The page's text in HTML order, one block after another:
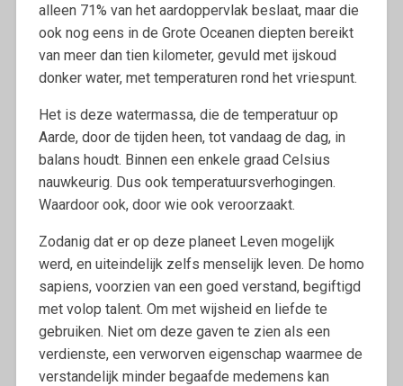
alleen 71% van het aardoppervlak beslaat, maar die
ook nog eens in de Grote Oceanen diepten bereikt
van meer dan tien kilometer, gevuld met ijskoud
donker water, met temperaturen rond het vriespunt.
Het is deze watermassa, die de temperatuur op
Aarde, door de tijden heen, tot vandaag de dag, in
balans houdt. Binnen een enkele graad Celsius
nauwkeurig. Dus ook temperatuursverhogingen.
Waardoor ook, door wie ook veroorzaakt.
Zodanig dat er op deze planeet Leven mogelijk
werd, en uiteindelijk zelfs menselijk leven. De homo
sapiens, voorzien van een goed verstand, begiftigd
met volop talent. Om met wijsheid en liefde te
gebruiken. Niet om deze gaven te zien als een
verdienste, een verworven eigenschap waarmee de
verstandelijk minder begaafde medemens kan